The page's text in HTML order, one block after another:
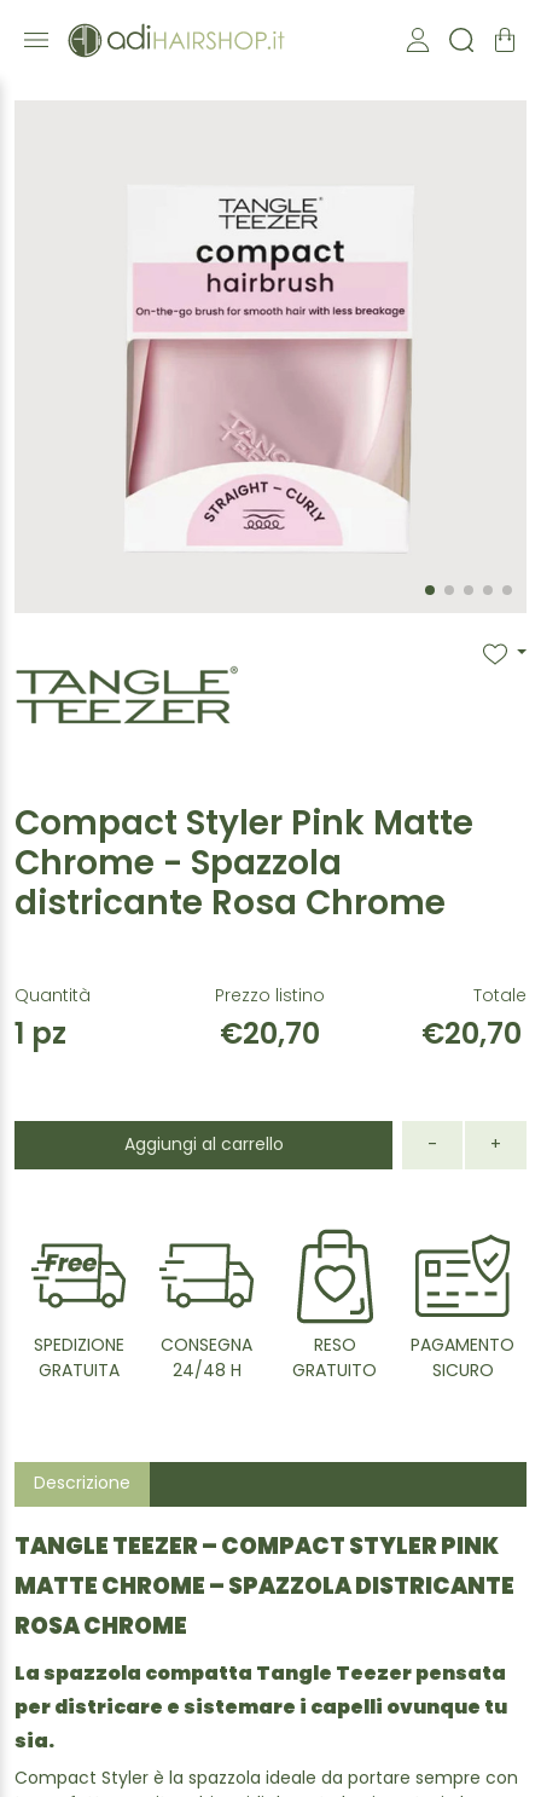
Compact Styler Pink Matte
Chrome - Spazzola
districante Rosa Chrome
Quantità
1 pz
Prezzo listino
€20,70
Totale
€20,70
Aggiungi al carrello - +
SPEDIZIONE
GRATUITA
CONSEGNA
24/48 H
RESO
GRATUITO
PAGAMENTO
SICURO
Descrizione
TANGLE TEEZER – COMPACT STYLER PINK
MATTE CHROME – SPAZZOLA DISTRICANTE
ROSA CHROME
La spazzola compatta Tangle Teezer pensata
per districare e sistemare i capelli ovunque tu
sia.
Compact Styler è la spazzola ideale da portare sempre con